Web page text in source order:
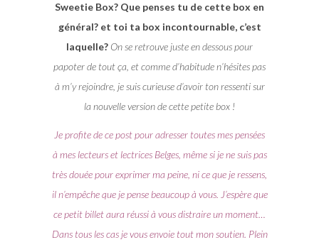
Sweetie Box? Que penses tu de cette box en
général? et toi ta box incontournable, c’est
laquelle? On se retrouve juste en dessous pour
papoter de tout ça, et comme d’habitude n’hésites pas
à m’y rejoindre, je suis curieuse d’avoir ton ressenti sur
la nouvelle version de cette petite box !
Je profite de ce post pour adresser toutes mes pensées
à mes lecteurs et lectrices Belges, même si je ne suis pas
très douée pour exprimer ma peine, ni ce que je ressens,
il n’empêche que je pense beaucoup à vous. J’espère que
ce petit billet aura réussi à vous distraire un moment…
Dans tous les cas je vous envoie tout mon soutien. Plein